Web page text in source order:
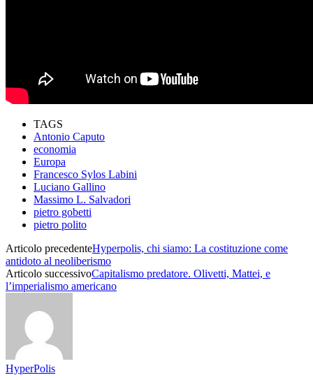
TAGS
Antonio Caputo
economia
Europa
Francesco Sylos Labini
Luciano Gallino
Massimo L. Salvadori
pietro gobetti
pietro polito
Articolo precedenteHyperpolis, chi siamo: La costituzione come
antidoto al neoliberismo
Articolo successivoCapitalismo predatore. Olivetti, Mattei, e
l’imperialismo americano
HyperPolis